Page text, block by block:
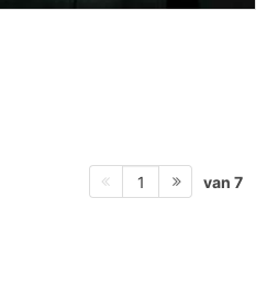
1 van 7